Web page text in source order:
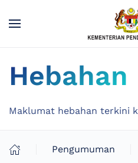
Hebahan
Maklumat hebahan terkini
Pengumuman